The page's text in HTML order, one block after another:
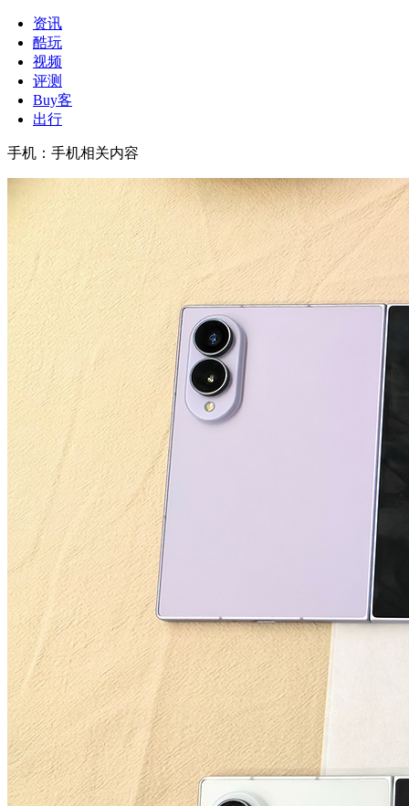
资讯
酷玩
视频
评测
Buy客
出行
手机 ： 手机相关内容